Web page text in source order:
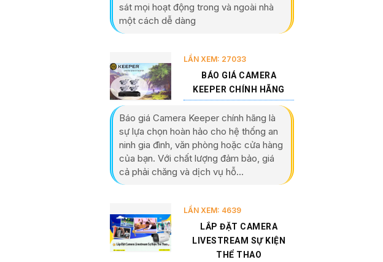
sát mọi hoạt động trong và ngoài nhà
một cách dễ dàng
LẦN XEM: 27033
BÁO GIÁ CAMERA
KEEPER CHÍNH HÃNG
Báo giá Camera Keeper chính hãng là
sự lựa chọn hoàn hảo cho hệ thống an
ninh gia đình, văn phòng hoặc cửa hàng
của bạn. Với chất lượng đảm bảo, giá
cả phải chăng và dịch vụ hỗ...
LẦN XEM: 4639
LẮP ĐẶT CAMERA
LIVESTREAM SỰ KIỆN
THỂ THAO